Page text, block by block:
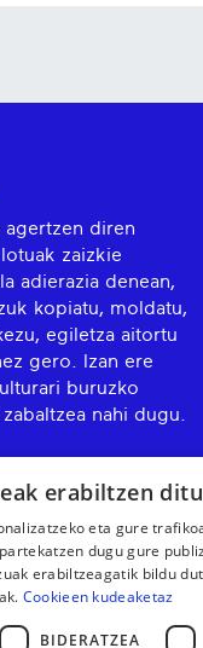
diren
zaizkie
adierazia denean,
kopiatu, moldatu,
egiletza aitortu
gero. Izan ere
buruzko
nahi dugu.
erabiltzen ditu
eta gure
dugu gure
erabiltzeagatik bildu
Cookieen kudeaketaz
BIDERATZEA